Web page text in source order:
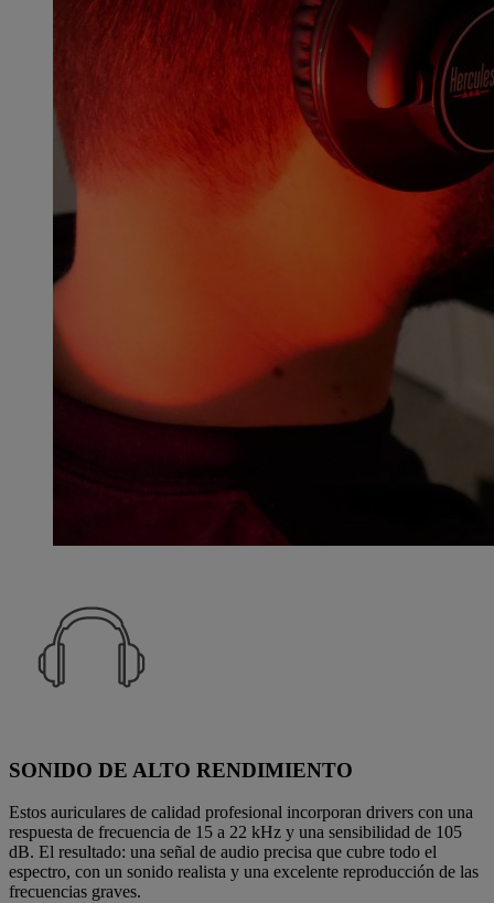
SONIDO DE ALTO RENDIMIENTO
Estos auriculares de calidad profesional incorporan drivers con una
respuesta de frecuencia de 15 a 22 kHz y una sensibilidad de 105
dB. El resultado: una señal de audio precisa que cubre todo el
espectro, con un sonido realista y una excelente reproducción de las
frecuencias graves.